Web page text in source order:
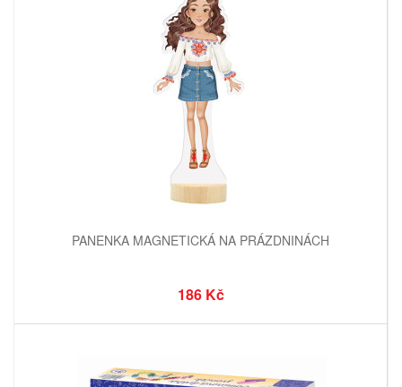
PANENKA MAGNETICKÁ NA PRÁZDNINÁCH
186 Kč